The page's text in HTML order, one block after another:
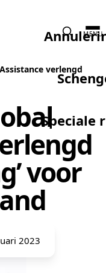
Speciale
MENU
verlengd
voor
2023